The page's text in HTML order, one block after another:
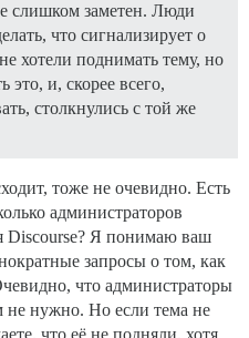
слишком заметен. Люди
что сигнализирует о
хотели поднимать тему, но
это, и, скорее всего,
столкнулись с той же
тоже не очевидно. Есть
администраторов
Discourse? Я понимаю ваш
запросы о том, как
что администраторы
не нужно. Но если тема не